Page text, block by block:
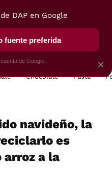
VEGUI
Chocolate Pasta
navideño, la
es
a la
×
DAP en Google
fuente preferida
de Google